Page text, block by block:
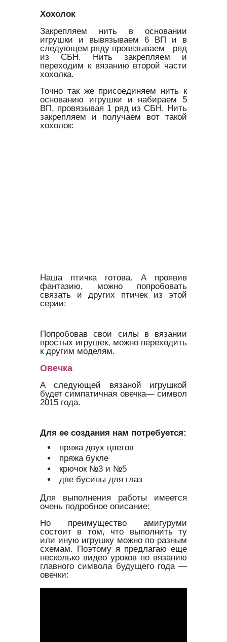
Хохолок
Закрепляем нить в основании
игрушки и вывязываем 6 ВП и в
следующем ряду провязываем ряд
из СБН. Нить закрепляем и
переходим к вязанию второй части
хохолка.
Точно так же присоединяем нить к
основанию игрушки и набираем 5
ВП, провязывая 1 ряд из СБН. Нить
закрепляем и получаем вот такой
хохолок:
Наша птичка готова. А проявив
фантазию, можно попробовать
связать и других птичек из этой
серии:
Попробовав свои силы в вязании
простых игрушек, можно переходить
к другим моделям.
Овечка
А следующей вязаной игрушкой
будет симпатичная овечка— символ
2015 года.
Для ее создания нам потребуется:
пряжа двух цветов
пряжа букле
крючок №3 и №5
две бусины для глаз
Для выполнения работы имеется
очень подробное описание:
Но преимущество амигуруми
состоит в том, что выполнить ту
или иную игрушку можно по разным
схемам. Поэтому я предлагаю еще
несколько видео уроков по вязанию
главного символа будущего года —
овечки: